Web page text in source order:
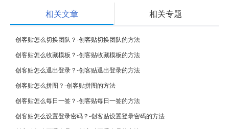
相关文章 相关专题
创客贴怎么切换团队？-创客贴切换团队的方法
创客贴怎么收藏模板？-创客贴收藏模板的方法
创客贴怎么退出登录？-创客贴退出登录的方法
创客贴怎么拼图？-创客贴拼图的方法
创客贴怎么每日一签？-创客贴每日一签的方法
创客贴怎么设置登录密码？-创客贴设置登录密码的方法